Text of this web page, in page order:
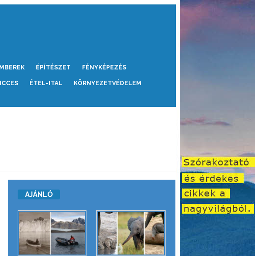
ÉPÍTÉSZET FÉNYKÉPEZÉS
ÉTEL-ITAL KÖRNYEZETVÉDELEM
AJÁNLÓ